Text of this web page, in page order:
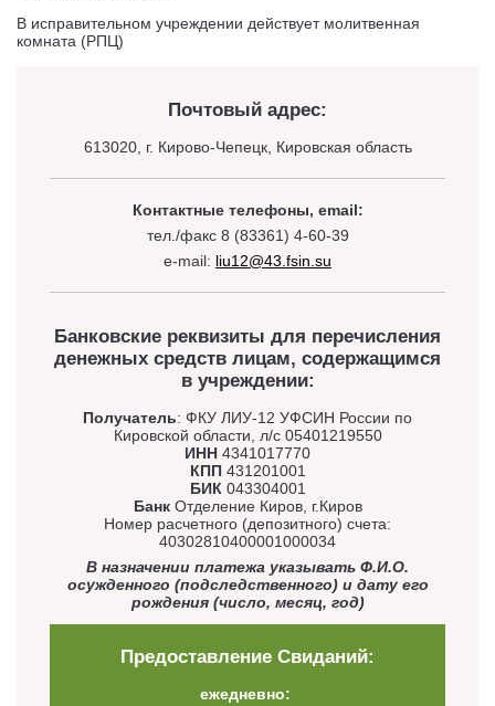
В исправительном учреждении действует молитвенная
комната (РПЦ)
Почтовый адрес:
613020, г. Кирово-Чепецк, Кировская область
Контактные телефоны, email:
тел./факс 8 (83361) 4-60-39
e-mail: liu12@43.fsin.su
Банковские реквизиты для перечисления
денежных средств лицам, содержащимся
в учреждении:
Получатель: ФКУ ЛИУ-12 УФСИН России по
Кировской области, л/с 05401219550
ИНН 4341017770
КПП431201001
БИК043304001
БанкОтделение Киров, г.Киров
Номер расчетного (депозитного) счета:
40302810400001000034
В назначении платежа указывать Ф.И.О.
осужденного (подследственного) и дату его
рождения (число, месяц, год)
Предоставление Свиданий:
ежедневно: